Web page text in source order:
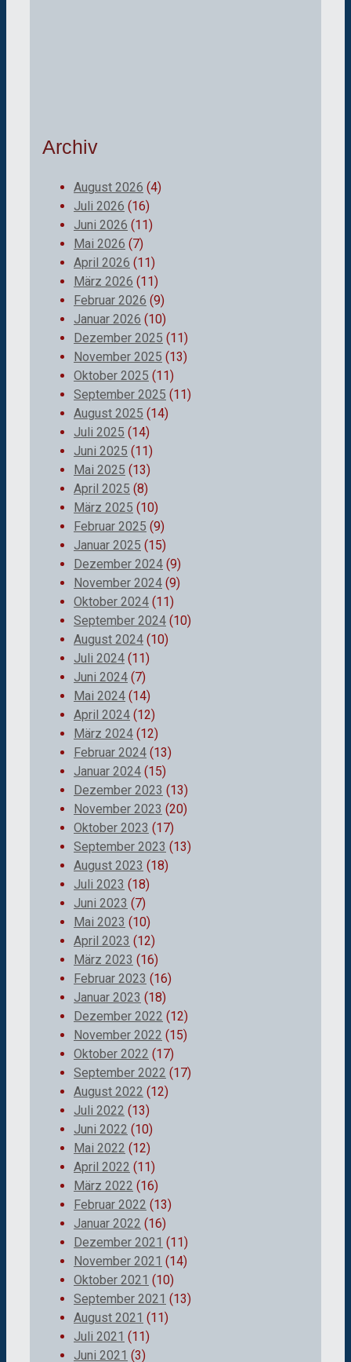
Archiv
August 2026 (4)
Juli 2026 (16)
Juni 2026 (11)
Mai 2026 (7)
April 2026 (11)
März 2026 (11)
Februar 2026 (9)
Januar 2026 (10)
Dezember 2025 (11)
November 2025 (13)
Oktober 2025 (11)
September 2025 (11)
August 2025 (14)
Juli 2025 (14)
Juni 2025 (11)
Mai 2025 (13)
April 2025 (8)
März 2025 (10)
Februar 2025 (9)
Januar 2025 (15)
Dezember 2024 (9)
November 2024 (9)
Oktober 2024 (11)
September 2024 (10)
August 2024 (10)
Juli 2024 (11)
Juni 2024 (7)
Mai 2024 (14)
April 2024 (12)
März 2024 (12)
Februar 2024 (13)
Januar 2024 (15)
Dezember 2023 (13)
November 2023 (20)
Oktober 2023 (17)
September 2023 (13)
August 2023 (18)
Juli 2023 (18)
Juni 2023 (7)
Mai 2023 (10)
April 2023 (12)
März 2023 (16)
Februar 2023 (16)
Januar 2023 (18)
Dezember 2022 (12)
November 2022 (15)
Oktober 2022 (17)
September 2022 (17)
August 2022 (12)
Juli 2022 (13)
Juni 2022 (10)
Mai 2022 (12)
April 2022 (11)
März 2022 (16)
Februar 2022 (13)
Januar 2022 (16)
Dezember 2021 (11)
November 2021 (14)
Oktober 2021 (10)
September 2021 (13)
August 2021 (11)
Juli 2021 (11)
Juni 2021 (3)